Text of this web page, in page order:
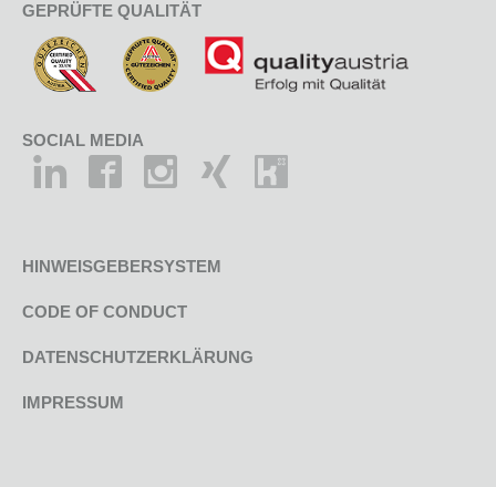
GEPRÜFTE QUALITÄT
SOCIAL MEDIA
HINWEISGEBERSYSTEM
CODE OF CONDUCT
DATENSCHUTZERKLÄRUNG
IMPRESSUM